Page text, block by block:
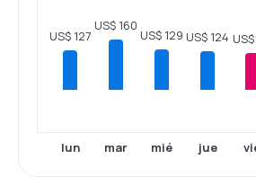
US$ 127
lun
US$ 160
mar
US$ 129
mié
US$ 124
jue
US$